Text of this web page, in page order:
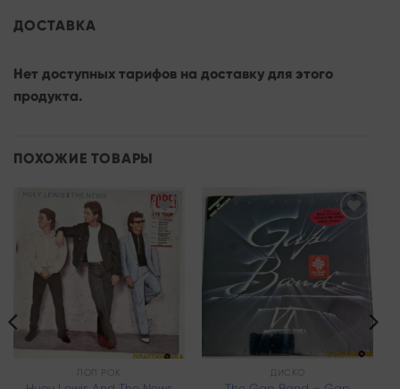
ДОСТАВКА
Нет доступных тарифов на доставку для этого
продукта.
ПОХОЖИЕ ТОВАРЫ
Add to
wishlist
ПОП РОК ДИСКО